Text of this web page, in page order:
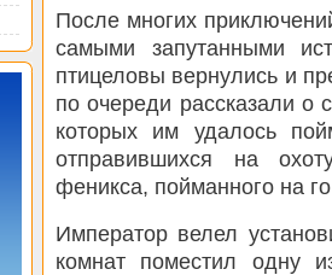
После многих
самыми запутанными
птицеловы вернулись и
по очереди рассказали о
которых им удалось
отправившихся на
феникса, пойманного на
Император велел
комнат поместил одну